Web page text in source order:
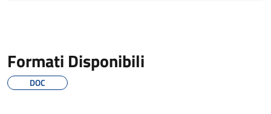
Formati Disponibili
DOC